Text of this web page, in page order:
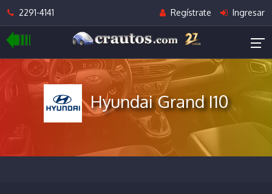
2291-4141 Regístrate Ingresar
Hyundai Grand I10